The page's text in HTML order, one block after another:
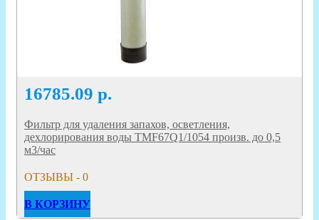
16785.09 р.
Фильтр для удаления запахов, осветления,
дехлорирования воды TMF67Q1/1054 произв. до 0,5
м3/час
ОТЗЫВЫ - 0
В КОРЗИНУ